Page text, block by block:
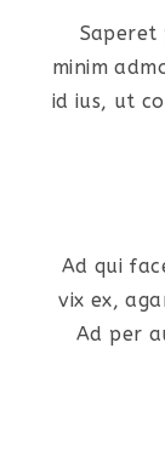
Saperet
minim
id ius, ut
Ad qui
vix ex,
Ad per